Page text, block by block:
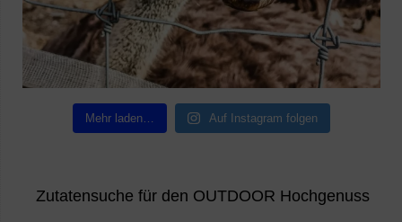
Mehr laden… Auf Instagram folgen
Zutatensuche für den OUTDOOR Hochgenuss